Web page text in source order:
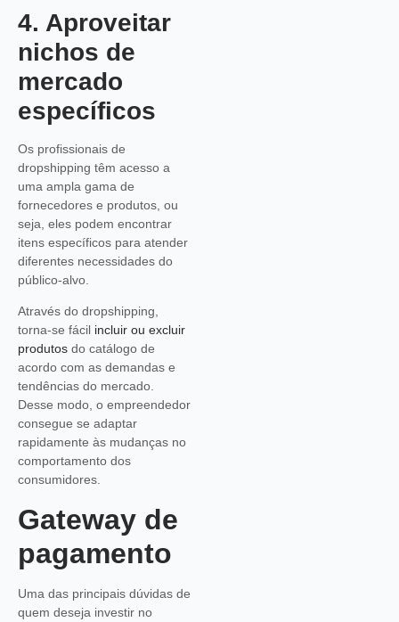
4. Aproveitar
nichos de
mercado
específicos
Os profissionais de
dropshipping têm acesso a
uma ampla gama de
fornecedores e produtos, ou
seja, eles podem encontrar
itens específicos para atender
diferentes necessidades do
público-alvo.
Através do dropshipping,
torna-se fácil incluir ou excluir
produtos do catálogo de
acordo com as demandas e
tendências do mercado.
Desse modo, o empreendedor
consegue se adaptar
rapidamente às mudanças no
comportamento dos
consumidores.
Gateway de
pagamento
Uma das principais dúvidas de
quem deseja investir no